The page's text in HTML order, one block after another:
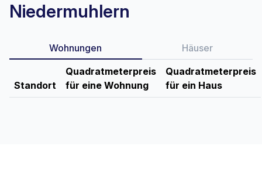
Niedermuhlern
Wohnungen Häuser
Standort
Quadratmeterpreis
für eine Wohnung
Quadratmeterpreis
für ein Haus